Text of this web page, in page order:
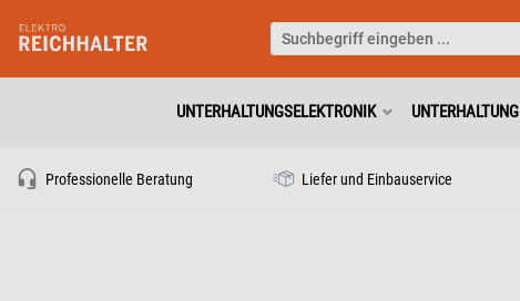
UNTERHALTUNGSELEKTRONIK UNTERHALTUNG
Professionelle Beratung Liefer und Einbauservice